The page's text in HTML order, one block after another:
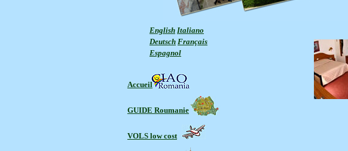
English Italiano
Deutsch Français
Espagnol
Accueil
GUIDE Roumanie
VOLS low cost